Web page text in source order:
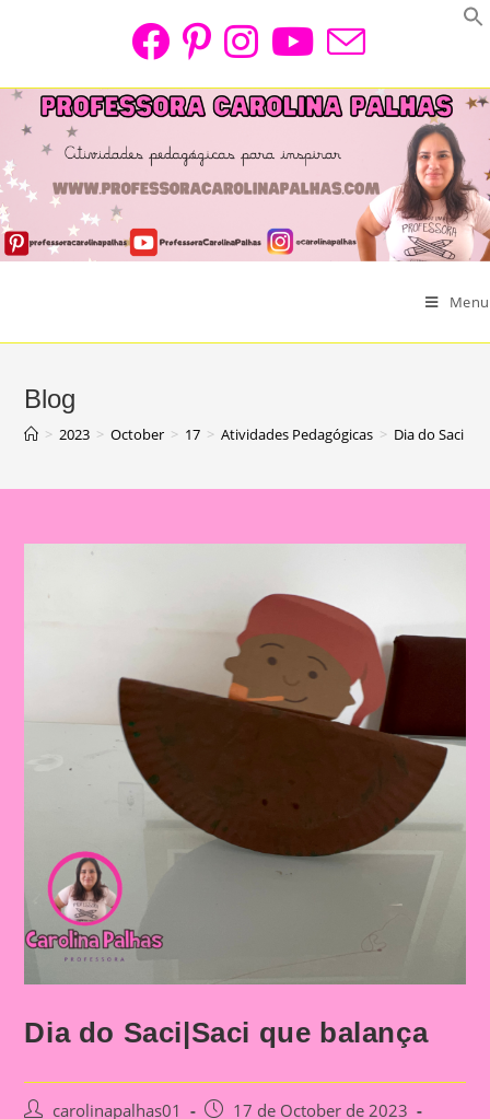
Menu
Blog
> 2023 > October > 17 > Atividades Pedagógicas > Dia do
Dia do Saci|Saci que balança
Postcarolinapalhas01
Post17 de October de 2023